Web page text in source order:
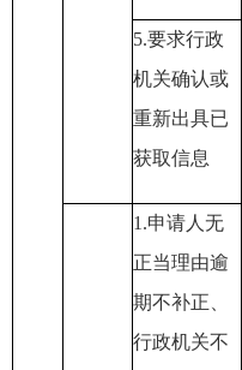
5.要求行政
机关确认或
重新出具已
获取信息
1.申请人无
正当理由逾
期不补正、
行政机关不